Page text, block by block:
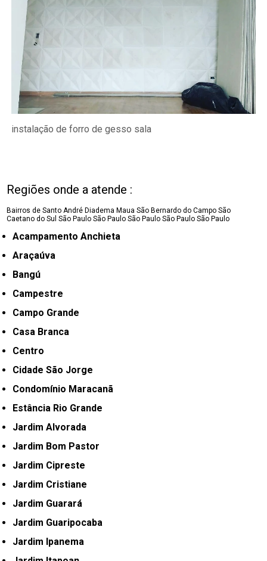
instalação de forro de gesso sala
Regiões onde a atende :
Bairros de Santo André Diadema Maua São Bernardo do Campo São
Caetano do SulSão Paulo São Paulo São Paulo São Paulo São Paulo
Acampamento Anchieta
Araçaúva
Bangú
Campestre
Campo Grande
Casa Branca
Centro
Cidade São Jorge
Condomínio Maracanã
Estância Rio Grande
Jardim Alvorada
Jardim Bom Pastor
Jardim Cipreste
Jardim Cristiane
Jardim Guarará
Jardim Guaripocaba
Jardim Ipanema